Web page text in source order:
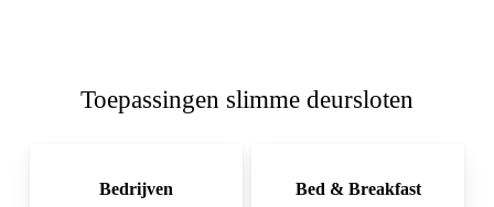
Toepassingen slimme deursloten
Bedrijven Bed & Breakfast